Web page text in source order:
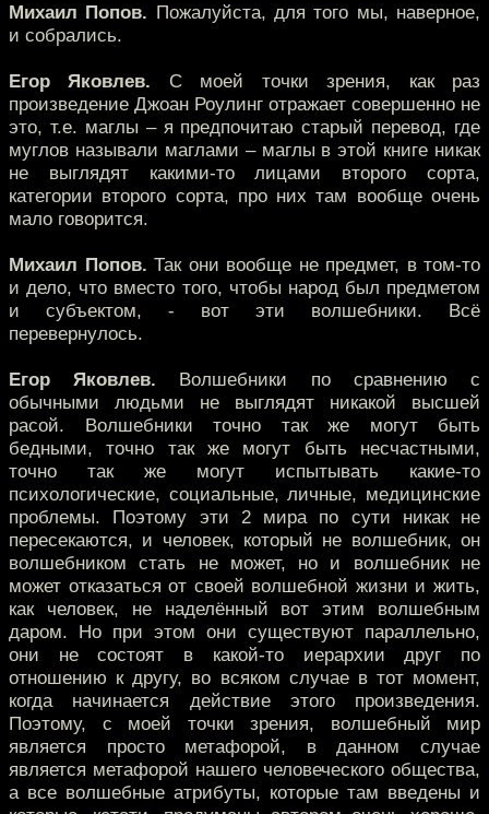
Михаил Попов. Пожалуйста, для того мы, наверное,
и собрались.
Егор Яковлев. С моей точки зрения, как раз
произведение Джоан Роулинг отражает совершенно не
это, т.е. маглы – я предпочитаю старый перевод, где
муглов называли маглами – маглы в этой книге никак
не выглядят какими-то лицами второго сорта,
категории второго сорта, про них там вообще очень
мало говорится.
Михаил Попов. Так они вообще не предмет, в том-то
и дело, что вместо того, чтобы народ был предметом
и субъектом, - вот эти волшебники. Всё
перевернулось.
Егор Яковлев. Волшебники по сравнению с
обычными людьми не выглядят никакой высшей
расой. Волшебники точно так же могут быть
бедными, точно так же могут быть несчастными,
точно так же могут испытывать какие-то
психологические, социальные, личные, медицинские
проблемы. Поэтому эти 2 мира по сути никак не
пересекаются, и человек, который не волшебник, он
волшебником стать не может, но и волшебник не
может отказаться от своей волшебной жизни и жить,
как человек, не наделённый вот этим волшебным
даром. Но при этом они существуют параллельно,
они не состоят в какой-то иерархии друг по
отношению к другу, во всяком случае в тот момент,
когда начинается действие этого произведения.
Поэтому, с моей точки зрения, волшебный мир
является просто метафорой, в данном случае
является метафорой нашего человеческого общества,
а все волшебные атрибуты, которые там введены и